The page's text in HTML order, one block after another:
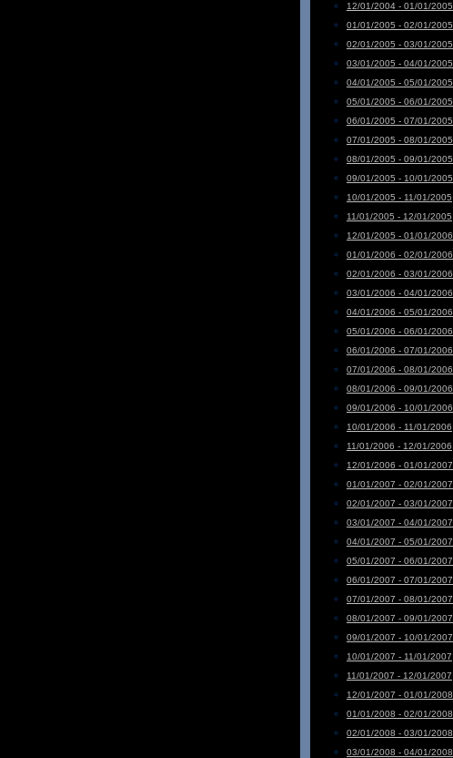
12/01/2004 - 01/01/2005
01/01/2005 - 02/01/2005
02/01/2005 - 03/01/2005
03/01/2005 - 04/01/2005
04/01/2005 - 05/01/2005
05/01/2005 - 06/01/2005
06/01/2005 - 07/01/2005
07/01/2005 - 08/01/2005
08/01/2005 - 09/01/2005
09/01/2005 - 10/01/2005
10/01/2005 - 11/01/2005
11/01/2005 - 12/01/2005
12/01/2005 - 01/01/2006
01/01/2006 - 02/01/2006
02/01/2006 - 03/01/2006
03/01/2006 - 04/01/2006
04/01/2006 - 05/01/2006
05/01/2006 - 06/01/2006
06/01/2006 - 07/01/2006
07/01/2006 - 08/01/2006
08/01/2006 - 09/01/2006
09/01/2006 - 10/01/2006
10/01/2006 - 11/01/2006
11/01/2006 - 12/01/2006
12/01/2006 - 01/01/2007
01/01/2007 - 02/01/2007
02/01/2007 - 03/01/2007
03/01/2007 - 04/01/2007
04/01/2007 - 05/01/2007
05/01/2007 - 06/01/2007
06/01/2007 - 07/01/2007
07/01/2007 - 08/01/2007
08/01/2007 - 09/01/2007
09/01/2007 - 10/01/2007
10/01/2007 - 11/01/2007
11/01/2007 - 12/01/2007
12/01/2007 - 01/01/2008
01/01/2008 - 02/01/2008
02/01/2008 - 03/01/2008
03/01/2008 - 04/01/2008